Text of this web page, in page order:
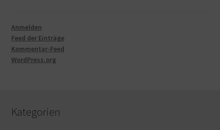
Anmelden
Feed der Einträge
Kommentar-Feed
WordPress.org
Kategorien